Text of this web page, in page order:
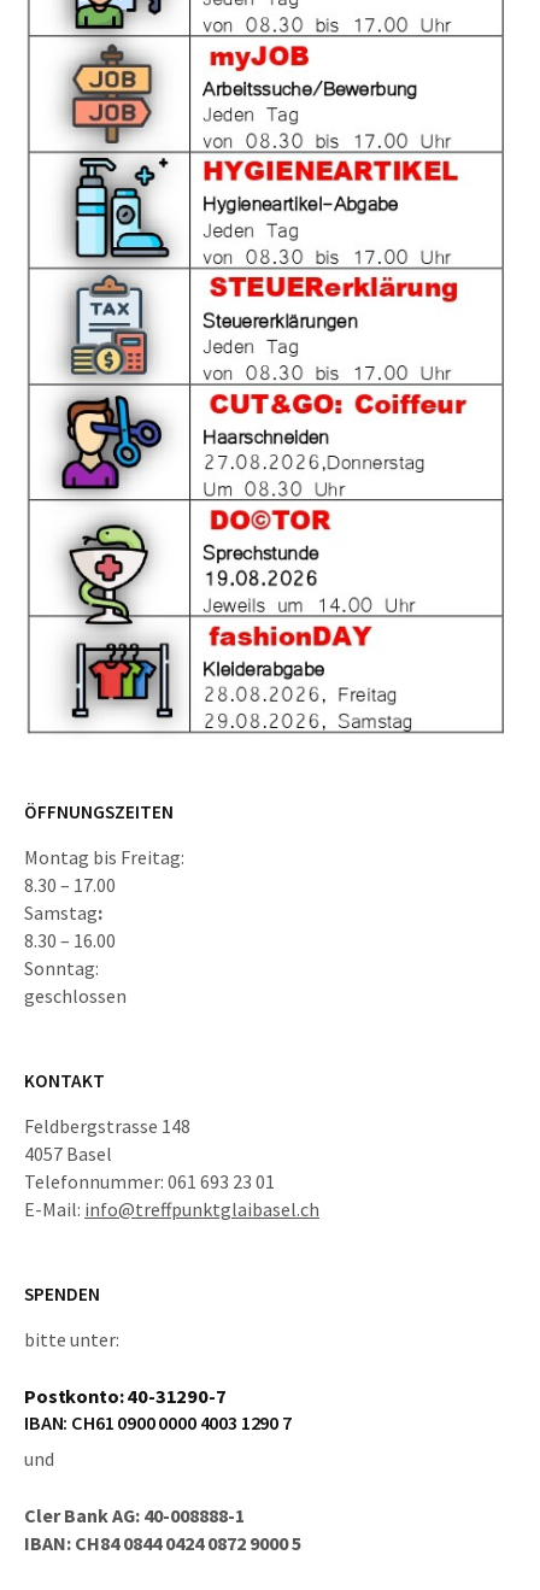
ÖFFNUNGSZEITEN
Montag bis Freitag:
8.30 – 17.00
Samstag:
8.30 – 16.00
Sonntag:
geschlossen
KONTAKT
Feldbergstrasse 148
4057 Basel
Telefonnummer: 061 693 23 01
E-Mail: info@treffpunktglaibasel.ch
SPENDEN
bitte unter:
Postkonto: 40-31290-7
IBAN: CH61 0900 0000 4003 1290 7
und
Cler Bank AG: 40-008888-1
IBAN: CH84 0844 0424 0872 9000 5